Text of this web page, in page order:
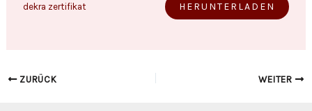
dekra zertifikat HERUNTERLADEN
ZURÜCK WEITER